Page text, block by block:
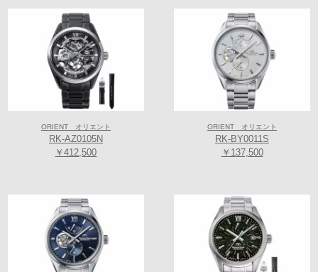
「Koyo天王寺店の75周年特別特典」～
ORIENT オリエント
RK-AZ0105N
￥412,500
ORIENT オリエント
RK-BY0011S
￥137,500